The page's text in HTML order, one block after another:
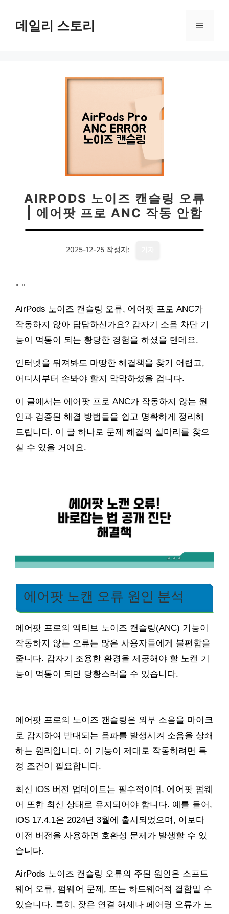
데일리 스토리 메
AIRPODS 노이즈 캔슬링 오류
| 에어팟 프로 ANC 작동 안함
2025-12-25 작성자:
" "
AirPods 노이즈 캔슬링 오류, 에어팟 프로 ANC가
작동하지 않아 답답하신가요? 갑자기 소음 차단 기
능이 먹통이 되는 황당한 경험을 하셨을 텐데요.
인터넷을 뒤져봐도 마땅한 해결책을 찾기 어렵고,
어디서부터 손봐야 할지 막막하셨을 겁니다.
이 글에서는 에어팟 프로 ANC가 작동하지 않는 원
인과 검증된 해결 방법들을 쉽고 명확하게 정리해
드립니다. 이 글 하나로 문제 해결의 실마리를 찾으
실 수 있을 거예요.
에어팟 노캔 오류 원인 분석
에어팟 프로의 액티브 노이즈 캔슬링(ANC) 기능이
작동하지 않는 오류는 많은 사용자들에게 불편함을
줍니다. 갑자기 조용한 환경을 제공해야 할 노캔 기
능이 먹통이 되면 당황스러울 수 있습니다.
에어팟 프로의 노이즈 캔슬링은 외부 소음을 마이크
로 감지하여 반대되는 음파를 발생시켜 소음을 상쇄
하는 원리입니다. 이 기능이 제대로 작동하려면 특
정 조건이 필요합니다.
최신 iOS 버전 업데이트는 필수적이며, 에어팟 펌웨
어 또한 최신 상태로 유지되어야 합니다. 예를 들어,
iOS 17.4.1은 2024년 3월에 출시되었으며, 이보다
이전 버전을 사용하면 호환성 문제가 발생할 수 있
습니다.
AirPods 노이즈 캔슬링 오류의 주된 원인은 소프트
웨어 오류, 펌웨어 문제, 또는 하드웨어적 결함일 수
있습니다. 특히, 잦은 연결 해제나 페어링 오류가 노